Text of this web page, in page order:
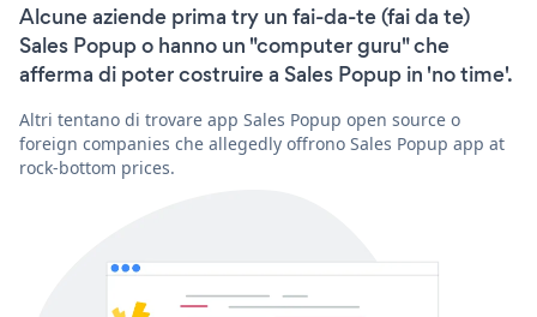
Alcune aziende prima try un fai-da-te (fai da te)
Sales Popup o hanno un "computer guru" che
afferma di poter costruire a Sales Popup in 'no time'.
Altri tentano di trovare app Sales Popup open source o
foreign companies che allegedly offrono Sales Popup app at
rock-bottom prices.